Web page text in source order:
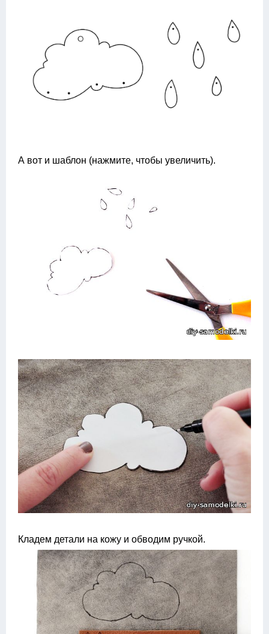
А вот и шаблон (нажмите, чтобы увеличить).
Кладем детали на кожу и обводим ручкой.